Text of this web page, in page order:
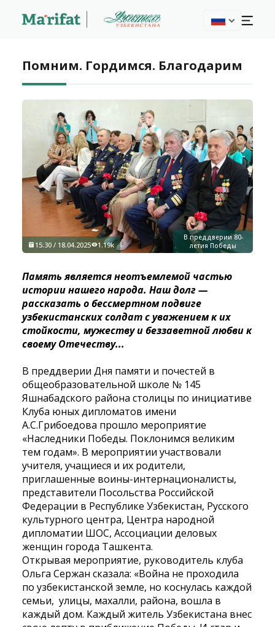
Помним. Гордимся. Благодарим
В преддверии 80-
летия Победы
15:30 / 18.04.2025 1.19k
Память является неотъемлемой частью
истории нашего народа. Наш долг —
рассказать о бессмертном подвиге
узбекистанских солдат с уважением к их
стойкости, мужеству и беззаветной любви к
своему Отечеству...
В преддверии Дня памяти и почестей в
общеобразовательной школе № 145
Яшнабадского района столицы по инициативе
Клуба юных дипломатов имени
А.С.Грибоедова прошло мероприятие
«Наследники Победы. Поклонимся великим
тем годам». В мероприятии участвовали
учителя, учащиеся и их родители,
приглашенные воины-интернационалисты,
представители Посольства Российской
Федерации в Республике Узбекистан, Русского
культурного центра, Центра народной
дипломатии ШОС, Ассоциации деловых
женщин города Ташкента.
Открывая мероприятие, руководитель клуба
Ольга Сержан сказала: «Война не проходила
по узбекистанской земле, но коснулась каждой
семьи, улицы, махалли, района, вошла в
каждый дом. Каждый житель Узбекистана внес